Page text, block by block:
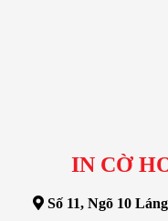
IN CỜ
Số 11, Ngõ 10